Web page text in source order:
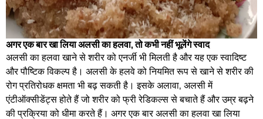
अगर एक बार खा लिया अलसी का हलवा, तो कभी नहीं भूलेंगे स्वाद
अलसी का हलवा खाने से शरीर को एनर्जी भी मिलती है और यह एक स्वादिष्ट
और पौष्टिक विकल्प है। अलसी के हलवे को नियमित रूप से खाने से शरीर की
रोग प्रतिरोधक क्षमता भी बढ़ सकती है। इसके अलावा, अलसी में
एंटीऑक्सीडेंट्स होते हैं जो शरीर को फ्री रेडिकल्स से बचाते हैं और उम्र बढ़ने
की प्रक्रिया को धीमा करते हैं। अगर एक बार अलसी का हलवा खा लिया